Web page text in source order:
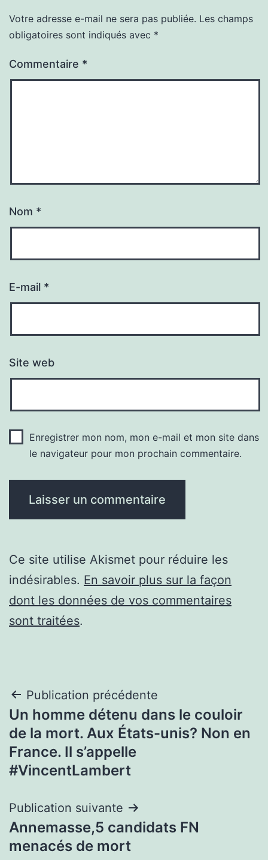
Votre adresse e-mail ne sera pas publiée. Les champs
obligatoires sont indiqués avec *
Commentaire *
Nom *
E-mail *
Site web
Enregistrer mon nom, mon e-mail et mon site dans
le navigateur pour mon prochain commentaire.
Ce site utilise Akismet pour réduire les
indésirables. En savoir plus sur la façon
dont les données de vos commentaires
sont traitées.
Navigation
de
l’article
Publication précédente
Un homme détenu dans le couloir
de la mort. Aux États-unis? Non en
France. Il s’appelle
#VincentLambert
Publication suivante
Annemasse,5 candidats FN
menacés de mort